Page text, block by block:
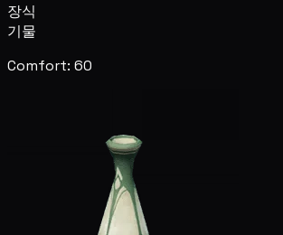
장식
기물
Comfort: 60